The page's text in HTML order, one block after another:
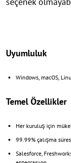
Uyumluluk
Windows, macOS,
Temel Özellikler
Her kuruluş için
99.99% çalışma
Salesforce,